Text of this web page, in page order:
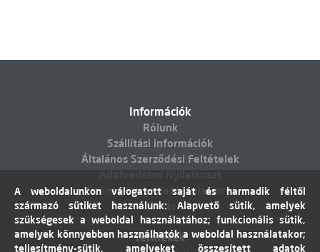
Információk
Rólunk
Szállítási információk
Általános Szerződési Feltételek
Online vitarendezési platform
Elállás
Termékek
A weboldalunkon válogatott saját és harmadik féltől
származó sütiket használunk: Alapvető sütik, amelyek
szükségesek a weboldal használatához; funkcionális sütik,
amelyek könnyebben használhatók a weboldal használatakor;
teljesítmény-sütik, amelyeket összesített adatok